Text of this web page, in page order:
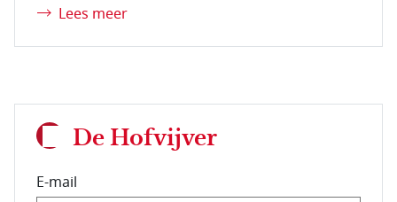
Lees meer
De Hofvijver
E-mail